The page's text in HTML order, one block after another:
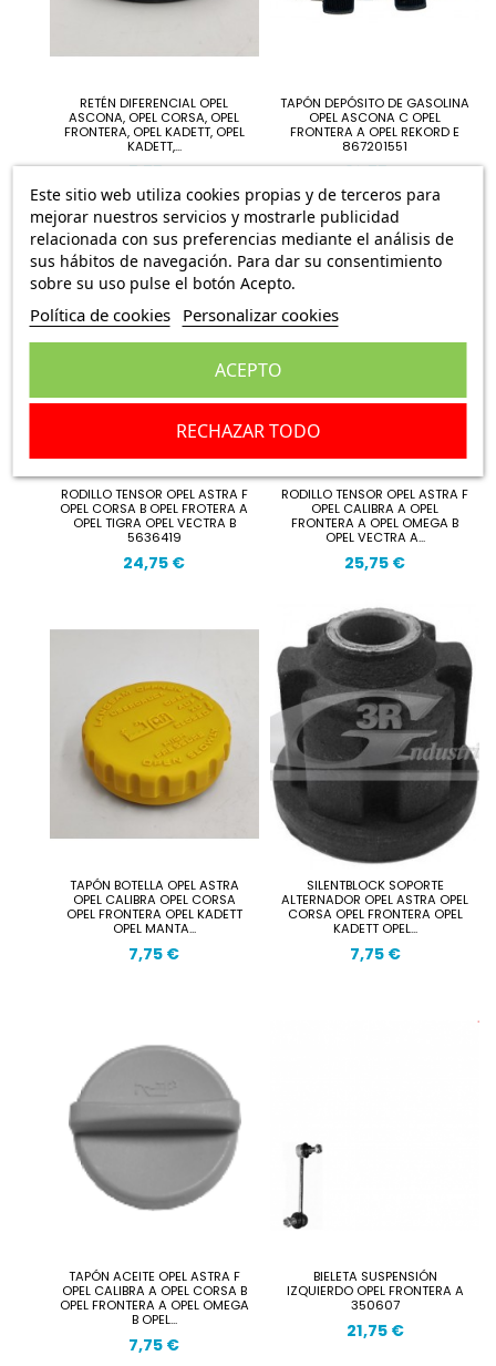
RETÉN DIFERENCIAL OPEL
ASCONA, OPEL CORSA, OPEL
FRONTERA, OPEL KADETT, OPEL
KADETT,...
5,75 €
TAPÓN DEPÓSITO DE GASOLINA
OPEL ASCONA C OPEL
FRONTERA A OPEL REKORD E
867201551
12,75 €
RODILLO TENSOR OPEL ASTRA F
OPEL CORSA B OPEL FROTERA A
OPEL TIGRA OPEL VECTRA B
5636419
24,75 €
RODILLO TENSOR OPEL ASTRA F
OPEL CALIBRA A OPEL
FRONTERA A OPEL OMEGA B
OPEL VECTRA A...
25,75 €
TAPÓN BOTELLA OPEL ASTRA
OPEL CALIBRA OPEL CORSA
OPEL FRONTERA OPEL KADETT
OPEL MANTA...
7,75 €
SILENTBLOCK SOPORTE
ALTERNADOR OPEL ASTRA OPEL
CORSA OPEL FRONTERA OPEL
KADETT OPEL...
7,75 €
TAPÓN ACEITE OPEL ASTRA F
OPEL CALIBRA A OPEL CORSA B
OPEL FRONTERA A OPEL OMEGA
B OPEL...
7,75 €
BIELETA SUSPENSIÓN
IZQUIERDO OPEL FRONTERA A
350607
21,75 €
Este sitio web utiliza cookies propias y de terceros para
mejorar nuestros servicios y mostrarle publicidad
relacionada con sus preferencias mediante el análisis de
sus hábitos de navegación. Para dar su consentimiento
sobre su uso pulse el botón Acepto.
Política de cookies Personalizar cookies
RECHAZAR TODO
ACEPTO